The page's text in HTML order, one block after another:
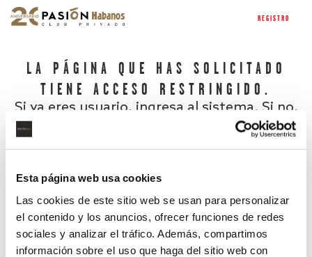
Esta página web usa cookies
Las cookies de este sitio web se usan para personalizar
el contenido y los anuncios, ofrecer funciones de redes
sociales y analizar el tráfico. Además, compartimos
información sobre el uso que haga del sitio web con
REGISTRO
LA PÁGINA QUE HAS SOLICITADO
TIENE ACCESO RESTRINGIDO.
Si ya eres usuario, ingresa al sistema. Si no,